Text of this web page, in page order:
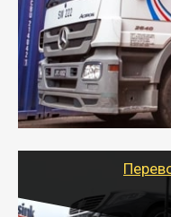
- Контейнерные
оборудованном
безопасно.
- Наша
организовать
стандартных
шаландах и
используя